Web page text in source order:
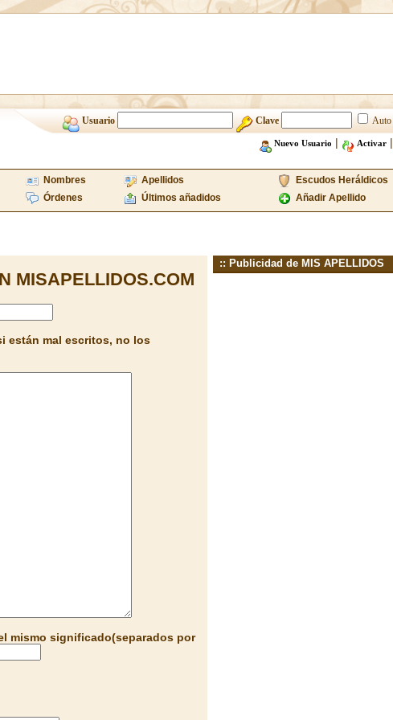
Usuario Clave Auto
Nuevo Usuario | Activar|
Nombres Apellidos
Escudos Heráldicos
Órdenes Últimos añadidos Añadir Apellido
MISAPELLIDOS.COM
están mal escritos, no los
mismo significado(separados por
:: Publicidad de MIS APELLIDOS